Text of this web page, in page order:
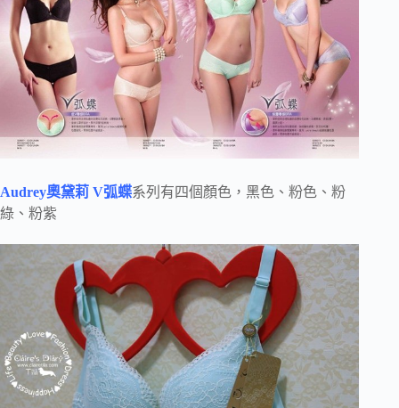
Audrey奧黛莉 V弧蝶系列有四個顏色，黑色、粉色、粉
綠、粉紫